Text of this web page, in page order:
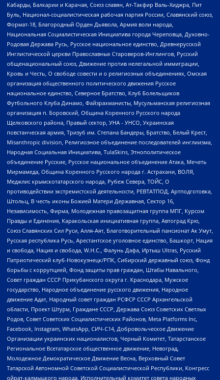
Кабарды, Балкарии и Карачая, Союз славян, Ат-Такфир Валь-Хиджра, Пит
Буль, Национал-социалистическая рабочая партия России, Славянский союз,
Формат-18, Благородный Орден Дьявола, Армия воли народа,
Национальная Социалистическая Инициатива города Череповца, Духовно-
Родовая Держава Русь, Русское национальное единство, Древнерусской
Инглистической церкви Православных Староверов-Инглингов, Русский
общенациональный союз, Движение против нелегальной иммиграции,
Кровь и Честь, О свободе совести и о религиозных объединениях, Омская
организация общественного политического движения Русское
национальное единство, Северное Братство, Клуб Болельщиков
Футбольного Клуба Динамо, Файзрахманисты, Мусульманская религиозная
организация п. Боровский, Община Коренного Русского народа
Щелковского района, Правый сектор, УНА - УНСО, Украинская
повстанческая армия, Тризуб им. Степана Бандеры, Братство, Белый Крест,
Misanthropic division, Религиозное объединение последователей инглиизма,
Народная Социальная Инициатива, TulaSkins, Этнополитическое
объединение Русские, Русское национальное объединение Атака, Мечеть
Мирмамеда, Община Коренного Русского народа г. Астрахани, ВОЛЯ,
Меджлис крымскотатарского народа, Рубеж Севера, ТОЙС, О
противодействии экстремистской деятельности, РЕВТАТПОД, Артподготовка,
Штольц, В честь иконы Божией Матери Державная, Сектор 16,
Независимость, Фирма, Молодежная правозащитная группа МПГ, Курсом
Правды и Единения, Каракольская инициативная группа, Автоград Крю,
Союз Славянских Сил Руси, Алля-Аят, Благотворительный пансионат Ак Умут,
Русская республика Русь, Арестантское уголовное единство, Башкорт, Нация
и свобода, Нация и свобода, W.H.С., Фалунь Дафа, Иртыш Ultras, Русский
Патриотический клуб-Новокузнецк/РПК, Сибирский державный союз, Фонд
борьбы с коррупцией, Фонд защиты прав граждан, Штабы Навального,
Совет граждан СССР Прикубанского округа г. Краснодара, Мужское
государство, Народное объединение русского движения, Народное
движение Адат, Народный совет граждан РСФСР СССР Архангельской
области, Проект Штурм, Граждане СССР, Держава Союз Советских Светлых
Родов, Совет Советских Социалистических Районов, Meta Platforms Inc,
Facebook, Instagram, WhatsApp, СИЧ-С14, Добровольческое Движение
Организации украинских националистов, Черный Комитет, Татарстанское
Региональное Всетатарское общественное движение, Невоград,
Молодежное Демократическое Движение Весна, Верховный Совет
Татарской Автономной Советской Социалистической Республики, Конгресс
ойрат-калмыцкого народа, Исполнительный комитет совета народных